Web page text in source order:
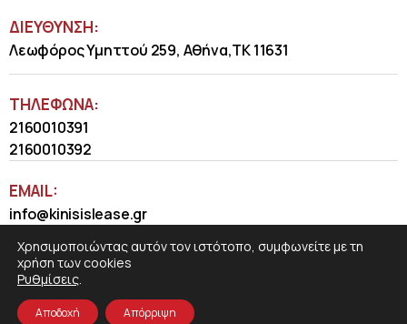
ΔΙΕΥΘΥΝΣΗ:
Λεωφόρος Υμηττού 259, Αθήνα,ΤΚ 11631
ΤΗΛΈΦΩΝΑ:
2160010391
2160010392
EMAIL:
info@kinisislease.gr
Χρησιμοποιώντας αυτόν τον ιστότοπο, συμφωνείτε με τη
χρήση των cookies
Ρυθμίσεις.
Αποδοχή Απόρριψη